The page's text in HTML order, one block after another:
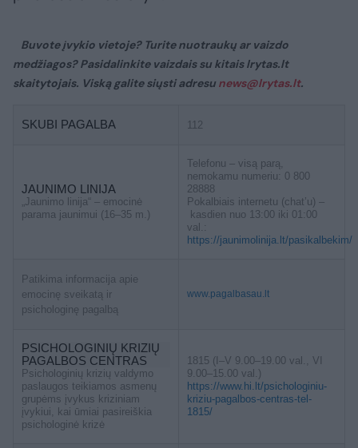
Buvote įvykio vietoje? Turite nuotraukų ar vaizdo
medžiagos? Pasidalinkite vaizdais su kitais lrytas.lt
skaitytojais. Viską galite siųsti adresu news@lrytas.lt.
SKUBI PAGALBA 112
JAUNIMO LINIJA
„Jaunimo linija“ – emocinė
parama jaunimui (16–35 m.)
Telefonu – visą parą,
nemokamu numeriu: 0 800
28888
Pokalbiais internetu (chat’u) –
kasdien nuo 13:00 iki 01:00
val.:
https://jaunimolinija.lt/pasikalbekim/
Patikima informacija apie
emocinę sveikatą ir
psichologinę pagalbą
www.pagalbasau.lt
PSICHOLOGINIŲ KRIZIŲ
PAGALBOS CENTRAS
Psichologinių krizių valdymo
paslaugos teikiamos asmenų
grupėms įvykus kriziniam
įvykiui, kai ūmiai pasireiškia
psichologinė krizė
1815 (I–V 9.00–19.00 val., VI
9.00–15.00 val.)
https://www.hi.lt/psichologiniu-
kriziu-pagalbos-centras-tel-
1815/